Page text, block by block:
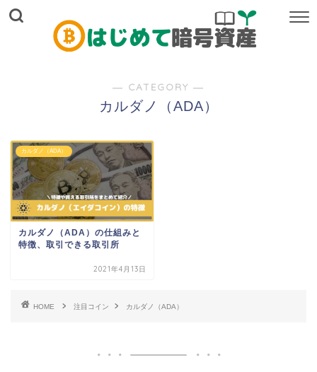
― CATEGORY ―
カルダノ（ADA）
カルダノ（ADA）
カルダノ（ADA）の仕組みと
特徴、取引できる取引所
2021年4月13日
HOME 注目コイン カルダノ（ADA）